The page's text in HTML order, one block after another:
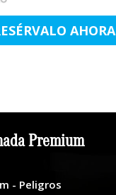
AHORA
Premium
- Peligros